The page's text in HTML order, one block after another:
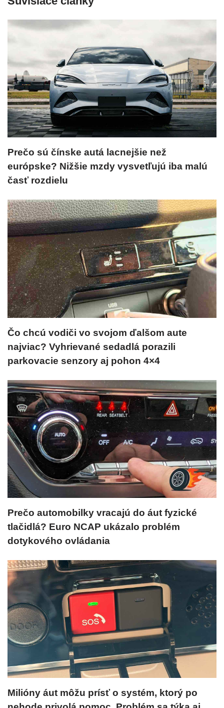
Prečo sú čínske autá lacnejšie než
európske? Nižšie mzdy vysvetľujú iba malú
časť rozdielu
Čo chcú vodiči vo svojom ďalšom aute
najviac? Vyhrievané sedadlá porazili
parkovacie senzory aj pohon 4×4
Prečo automobilky vracajú do áut fyzické
tlačidlá? Euro NCAP ukázalo problém
dotykového ovládania
Milióny áut môžu prísť o systém, ktorý po